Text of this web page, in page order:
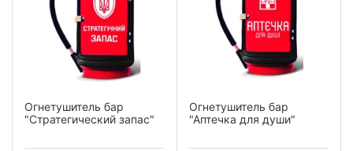
Огнетушитель бар
"Стратегический запас"
Огнетушитель бар
"Аптечка для души"